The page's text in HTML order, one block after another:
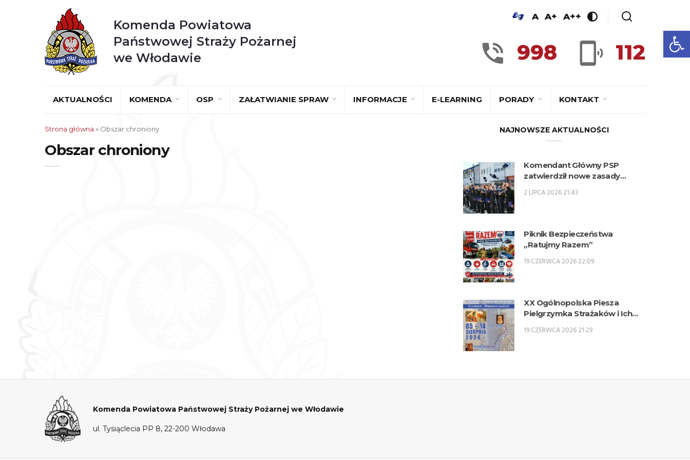
Komenda Powiatowa
Państwowej Straży Pożarnej
we Włodawie
A A+ A++
998 112
AKTUALNOŚCI KOMENDA OSP ZAŁATWIANIE SPRAW INFORMACJE E-LEARNING PORADY KONTAKT
Strona główna » Obszar chroniony
Obszar chroniony
NAJNOWSZE AKTUALNOŚCI
Komendant Główny PSP
zatwierdził nowe zasady
kwalifikacyjne kursy
roku szkolnym 2026/2027.
2 LIPCA 2026 21:43
Piknik Bezpieczeństwa
„Ratujmy Razem”
19 CZERWCA 2026 22:09
XX Ogólnopolska Piesza
Pielgrzymka Strażaków i Ich
sierpnia 2026 r.
19 CZERWCA 2026 21:29
Komenda Powiatowa Państwowej Straży Pożarnej we Włodawie
ul. Tysiąclecia PP 8, 22-200 Włodawa